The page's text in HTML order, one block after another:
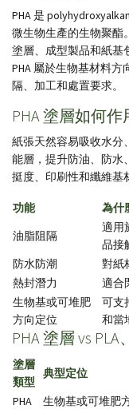
PHA 是
微生物生產的生物聚酯
塗層、成型製品和紙基
PHA 屬於生物基材料
隔、加工和處置要求。
PHA 塗層如何作
紙張天然容易吸收水分
能層，提升防油、防水
挺度、印刷性和纖維基
功能
為什
油脂阻隔
適用
品接
防水防潮
對紙
熱封潛力
適合
生物基或可堆肥
方向定位
可支
和當
PHA 塗層 vs
塗層
類型
典型定位
PHA
生物基或可堆肥